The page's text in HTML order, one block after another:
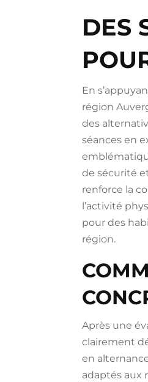
DES
En
région
des
séances en
de sécurité
renforce la
l’activité
pour des
région.
Après une
clairement
en
adaptés aux